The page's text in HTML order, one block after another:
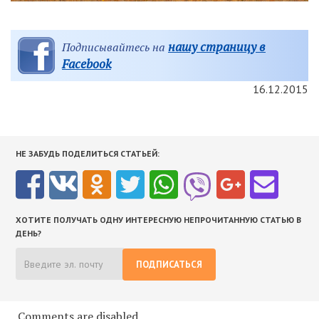
Подписывайтесь на нашу страницу в
Facebook
16.12.2015
НЕ ЗАБУДЬ ПОДЕЛИТЬСЯ СТАТЬЕЙ:
ХОТИТЕ ПОЛУЧАТЬ ОДНУ ИНТЕРЕСНУЮ НЕПРОЧИТАННУЮ СТАТЬЮ В
ДЕНЬ?
ПОДПИСАТЬСЯ